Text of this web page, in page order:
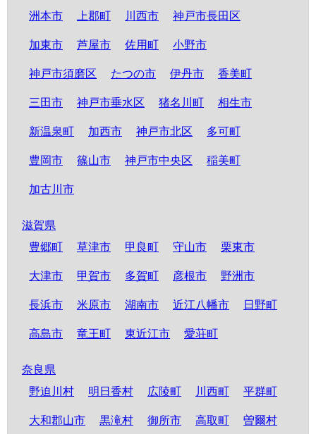
洲本市 上郡町 川西市 神戸市長田区
加東市 芦屋市 佐用町 小野市
神戸市須磨区 たつの市 伊丹市 香美町
三田市 神戸市垂水区 猪名川町 相生市
新温泉町 加西市 神戸市北区 多可町
豊岡市 篠山市 神戸市中央区 稲美町
加古川市
滋賀県
豊郷町
草津市 甲良町 守山市 栗東市
大津市 甲賀市 多賀町 彦根市 野洲市
長浜市 米原市 湖南市 近江八幡市 日野町
高島市 竜王町 東近江市 愛荘町
奈良県
野迫川村
明日香村 広陵町 川西町 平群町
大和郡山市 黒滝村 御所市 高取町 曽爾村